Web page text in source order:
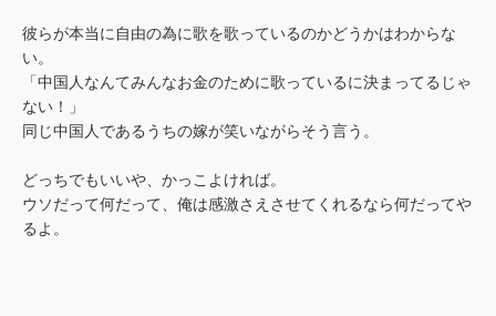
彼らが本当に自由の為に歌を歌っているのかどうかはわからな
い。
「中国人なんてみんなお金のために歌っているに決まってるじゃ
ない！」
同じ中国人であるうちの嫁が笑いながらそう言う。
どっちでもいいや、かっこよければ。
ウソだって何だって、俺は感激さえさせてくれるなら何だってや
るよ。